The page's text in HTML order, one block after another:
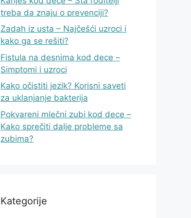
treba da znaju o prevenciji?
Zadah iz usta – Najčešći uzroci i
kako ga se rešiti?
Fistula na desnima kod dece –
Simptomi i uzroci
Kako očistiti jezik? Korisni saveti
za uklanjanje bakterija
Pokvareni mlečni zubi kod dece –
Kako sprečiti dalje probleme sa
zubima?
Kategorije